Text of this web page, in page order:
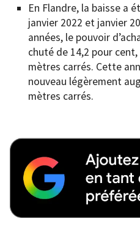
En Flandre, la baisse a
janvier 2022 et janvier
années, le pouvoir
chuté de 14,2 pour
mètres carrés. Cette
nouveau légèrement
mètres carrés.